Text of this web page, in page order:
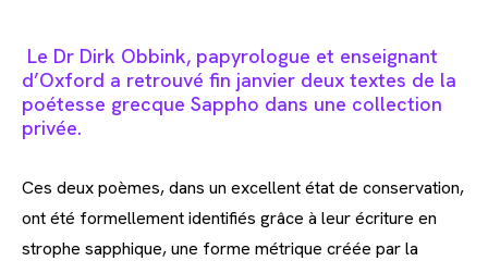
Le Dr Dirk Obbink, papyrologue et enseignant
d’Oxford a retrouvé fin janvier deux textes de la
poétesse grecque Sappho dans une collection
privée.
Ces deux poèmes, dans un excellent état de conservation,
ont été formellement identifiés grâce à leur écriture en
strophe sapphique, une forme métrique créée par la